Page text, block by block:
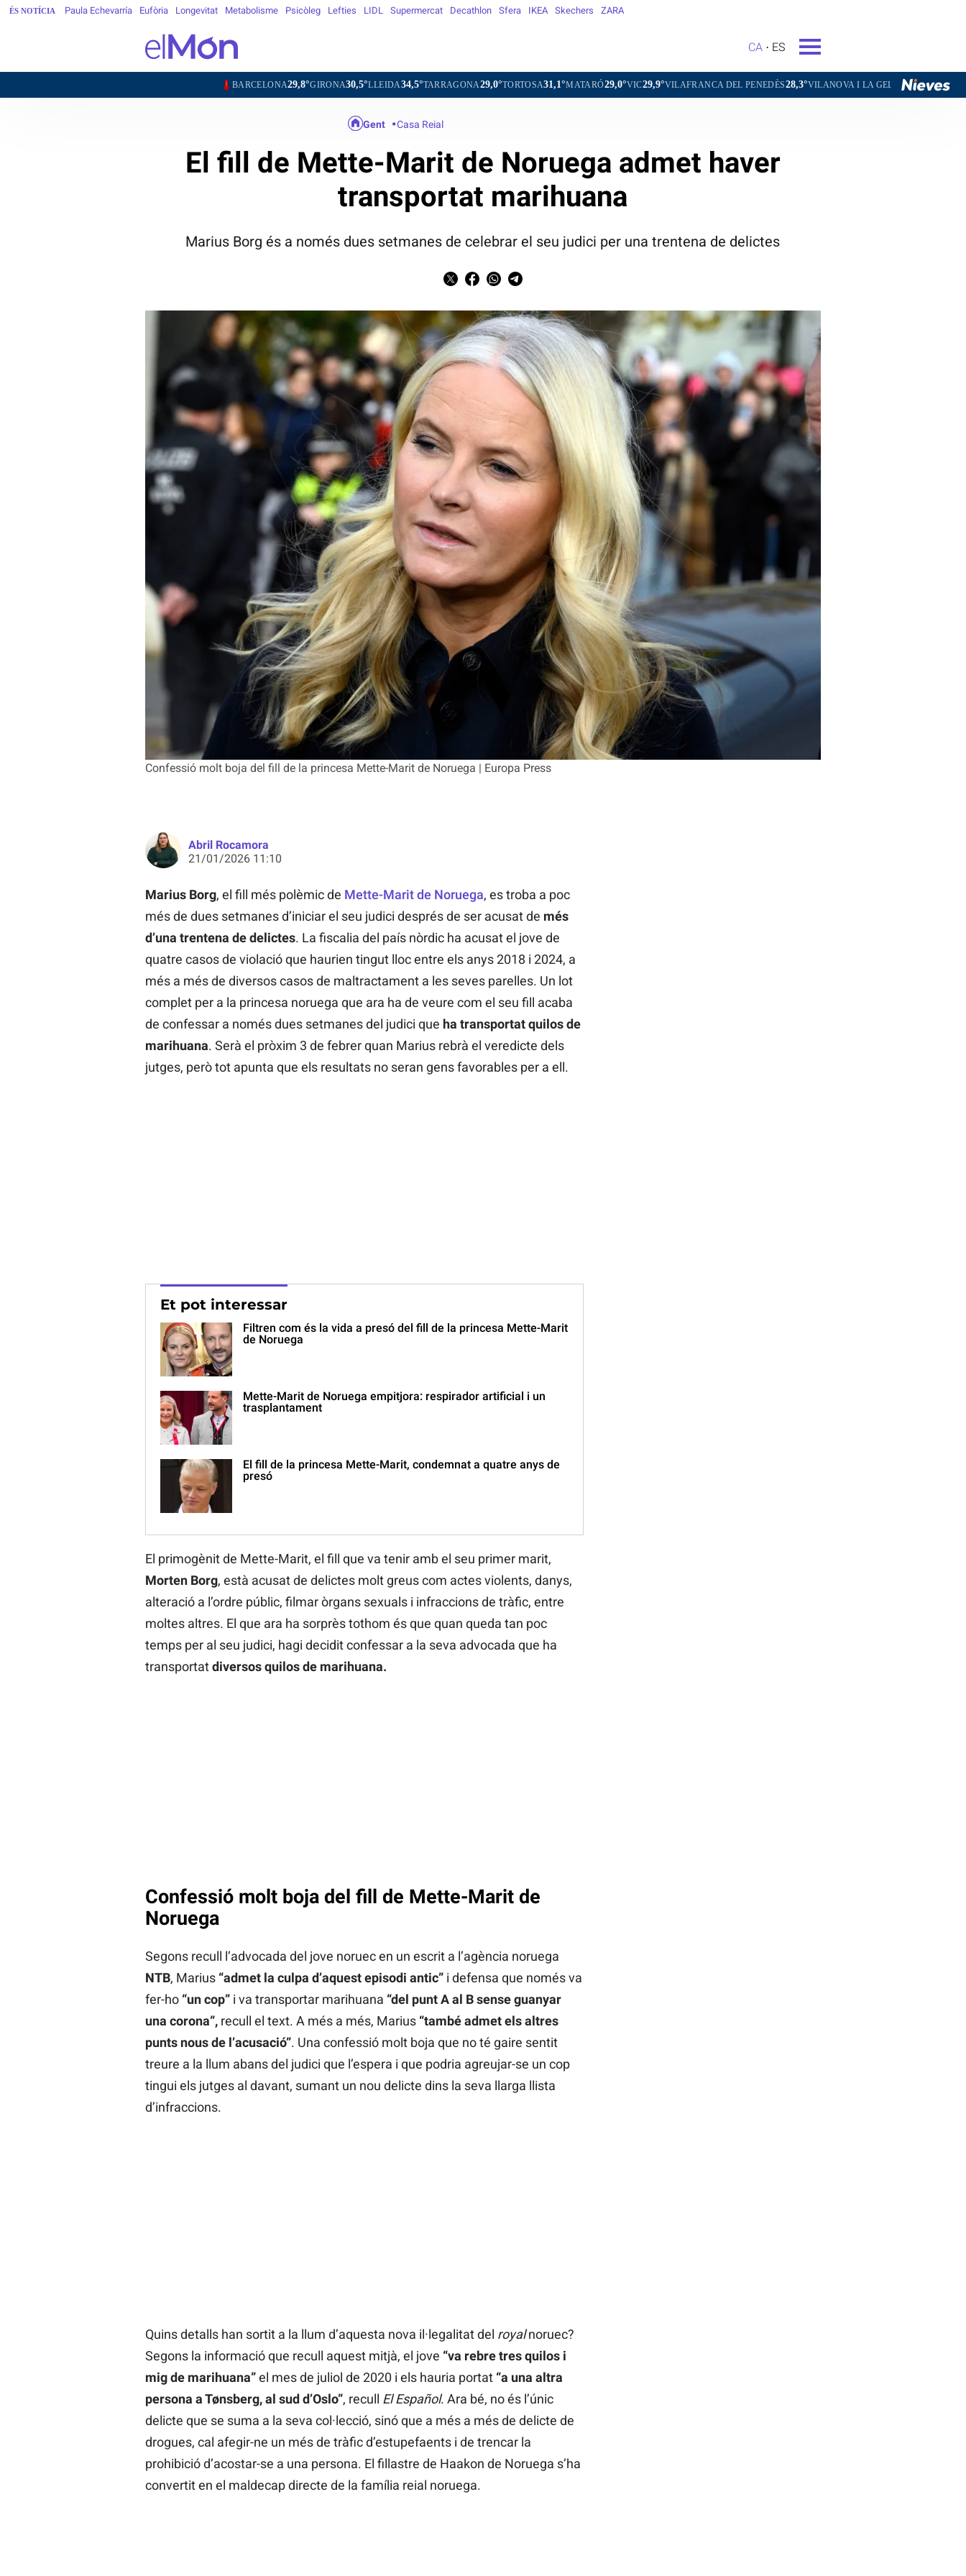
ÉS NOTÍCIA Paula Echevarría Eufòria Longevitat Metabolisme Psicòleg Lefties LIDL Supermercat Decathlon Sfera IKEA Skechers ZARA
CA ES
BARCELONA29,8°GIRONA30,5°LLEIDA34,5°TARRAGONA29,0°TORTOSA31,1°MATARÓ29,0°VIC29,9°VILAFRANCA DEL PENEDÈS28,3°VILANOVA I LA GELTRÚ29,1°LA SEU D'URGELL
Confessió molt boja del fill de la princesa Mette-Marit de Noruega | Europa Press
Gent Casa Reial
El fill de Mette-Marit de Noruega admet haver
transportat marihuana
Marius Borg és a només dues setmanes de celebrar el seu judici per una trentena de delictes
Abril Rocamora
21/01/2026 11:10
Marius Borg, el fill més polèmic de Mette-Marit de Noruega, es troba a poc
més de dues setmanes d’iniciar el seu judici després de ser acusat de més
d’una trentena de delictes. La fiscalia del país nòrdic ha acusat el jove de
quatre casos de violació que haurien tingut lloc entre els anys 2018 i 2024, a
més a més de diversos casos de maltractament a les seves parelles. Un lot
complet per a la princesa noruega que ara ha de veure com el seu fill acaba
de confessar a només dues setmanes del judici que ha transportat quilos de
marihuana. Serà el pròxim 3 de febrer quan Marius rebrà el veredicte dels
jutges, però tot apunta que els resultats no seran gens favorables per a ell.
Et pot interessar
Filtren com és la vida a presó del fill de la princesa Mette-Marit
de Noruega
Mette-Marit de Noruega empitjora: respirador artificial i un
trasplantament
El fill de la princesa Mette-Marit, condemnat a quatre anys de
presó
El primogènit de Mette-Marit, el fill que va tenir amb el seu primer marit,
Morten Borg, està acusat de delictes molt greus com actes violents, danys,
alteració a l’ordre públic, filmar òrgans sexuals i infraccions de tràfic, entre
moltes altres. El que ara ha sorprès tothom és que quan queda tan poc
temps per al seu judici, hagi decidit confessar a la seva advocada que ha
transportatdiversos quilos de marihuana.
Confessió molt boja del fill de Mette-Marit de
Noruega
Segons recull l’advocada del jove noruec en un escrit a l’agència noruega
NTB, Marius “admet la culpa d’aquest episodi antic”i defensa que només va
fer-ho “un cop”i va transportar marihuana “del punt A al B sense guanyar
una corona”,recull el text. A més a més, Marius“també admet els altres
punts nous de l’acusació”. Una confessió molt boja que no té gaire sentit
treure a la llum abans del judici que l’espera i que podria agreujar-se un cop
tingui els jutges al davant, sumant un nou delicte dins la seva llarga llista
d’infraccions.
Quins detalls han sortit a la llum d’aquesta nova il·legalitat del royalnoruec?
Segons la informació que recull aquest mitjà, el jove “va rebre tres quilos i
mig de marihuana”el mes de juliol de 2020 i els hauria portat “a una altra
persona a Tønsberg, al sud d’Oslo”, recull El Español. Ara bé, no és l’únic
delicte que se suma a la seva col·lecció, sinó que a més a més de delicte de
drogues, cal afegir-ne un més de tràfic d’estupefaents i de trencar la
prohibició d’acostar-se a una persona. El fillastre de Haakon de Noruega s’ha
convertit en el maldecap directe de la família reial noruega.